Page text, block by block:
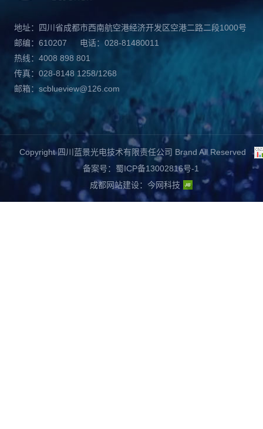
地址：四川省成都市西南航空港经济开发区空港二路二段1000号
邮编：610207
电话：028-81480011
热线：4008 898 801
传真：028-8148 1258/1268
邮箱：scblueview@126.com
Copyright 四川蓝景光电技术有限责任公司 Brand All Reserved
备案号：蜀ICP备13002816号-1
成都网站建设： 今网科技